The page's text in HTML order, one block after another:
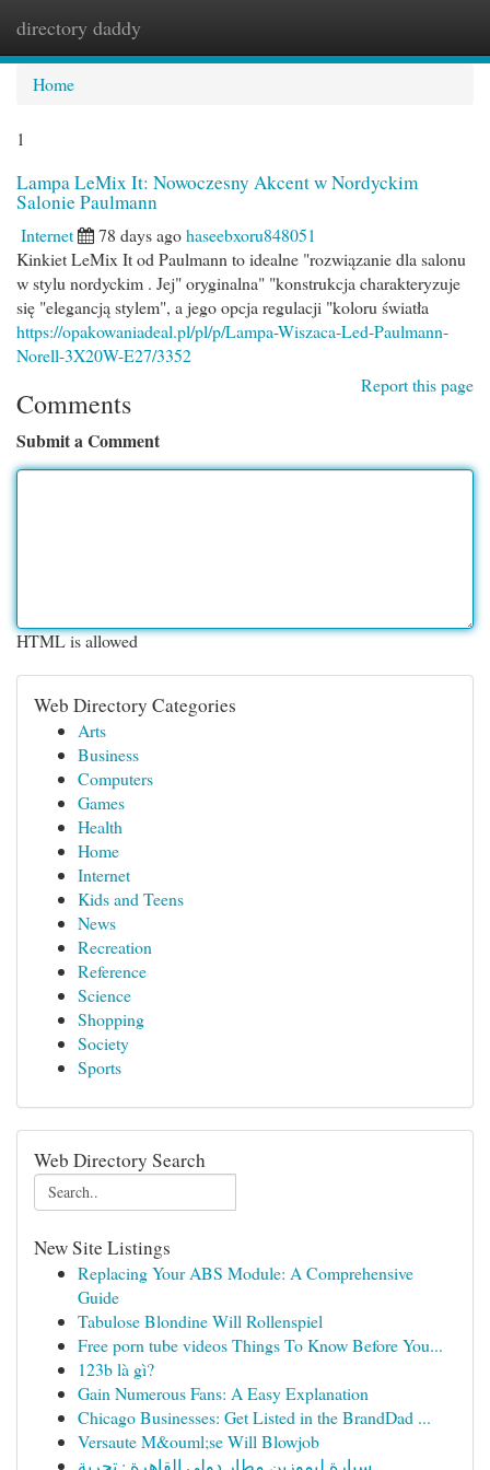
directory daddy
Home
1
Lampa LeMix It: Nowoczesny Akcent w Nordyckim
Salonie Paulmann
Internet 78 days agohaseebxoru848051
Kinkiet LeMix It od Paulmann to idealne "rozwiązanie dla salonu
w stylu nordyckim . Jej" oryginalna" "konstrukcja charakteryzuje
się "elegancją stylem", a jego opcja regulacji "koloru światła
https://opakowaniadeal.pl/pl/p/Lampa-Wiszaca-Led-Paulmann-
Norell-3X20W-E27/3352
Report this page
Comments
Submit a Comment
HTML is allowed
Web Directory Categories
Arts
Business
Computers
Games
Health
Home
Internet
Kids and Teens
News
Recreation
Reference
Science
Shopping
Society
Sports
Web Directory Search
New Site Listings
Replacing Your ABS Module: A Comprehensive
Guide
Tabulose Blondine Will Rollenspiel
Free porn tube videos Things To Know Before You...
123b là gì?
Gain Numerous Fans: A Easy Explanation
Chicago Businesses: Get Listed in the BrandDad ...
Versaute M&ouml;se Will Blowjob